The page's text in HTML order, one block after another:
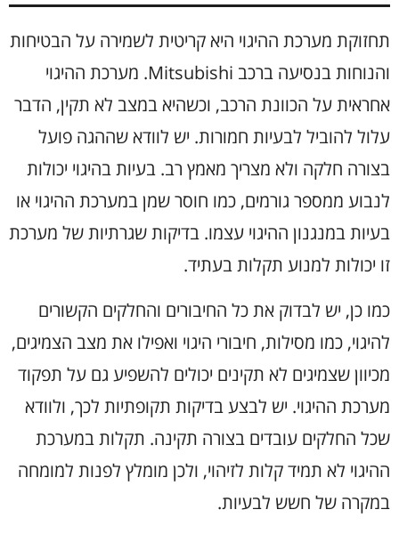
תחזוקת מערכת ההיגוי היא קריטית לשמירה על הבטיחות
והנוחות בנסיעה ברכב Mitsubishi. מערכת ההיגוי
אחראית על הכוונת הרכב, וכשהיא במצב לא תקין, הדבר
עלול להוביל לבעיות חמורות. יש לוודא שההגה פועל
בצורה חלקה ולא מצריך מאמץ רב. בעיות בהיגוי יכולות
לנבוע ממספר גורמים, כמו חוסר שמן במערכת ההיגוי או
בעיות במנגנון ההיגוי עצמו. בדיקות שגרתיות של מערכת
זו יכולות למנוע תקלות בעתיד.
כמו כן, יש לבדוק את כל החיבורים והחלקים הקשורים
להיגוי, כמו מסילות, חיבורי היגוי ואפילו את מצב הצמיגים,
מכיוון שצמיגים לא תקינים יכולים להשפיע גם על תפקוד
מערכת ההיגוי. יש לבצע בדיקות תקופתיות לכך, ולוודא
שכל החלקים עובדים בצורה תקינה. תקלות במערכת
ההיגוי לא תמיד קלות לזיהוי, ולכן מומלץ לפנות למומחה
במקרה של חשש לבעיות.